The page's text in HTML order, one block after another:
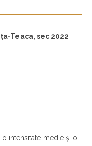
Teaca, sec 2022
intensitate medie și o